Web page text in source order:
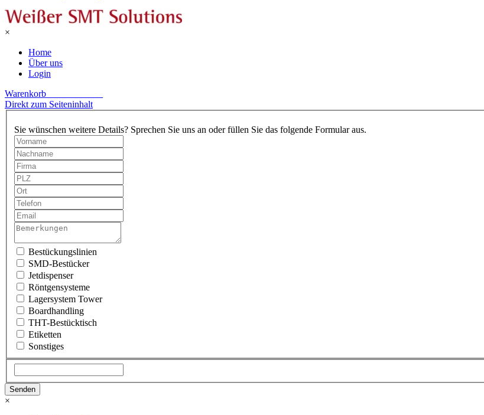
×
Home
Über uns
Login
Warenkorb____________
Direkt zum Seiteninhalt
Sie wünschen weitere Details? Sprechen Sie uns an oder füllen Sie das folgende Formular aus.
Bestückungslinien
SMD-Bestücker
Jetdispenser
Röntgensysteme
Lagersystem Tower
Boardhandling
THT-Bestücktisch
Etiketten
Sonstiges
×